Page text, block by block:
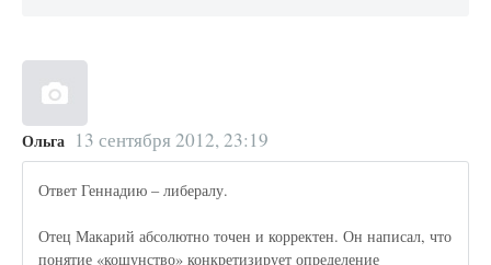
Ольга 13 сентября 2012, 23:19
Ответ Геннадию – либералу.
Отец Макарий абсолютно точен и корректен. Он написал, что
понятие «кощунство» конкретизирует определение